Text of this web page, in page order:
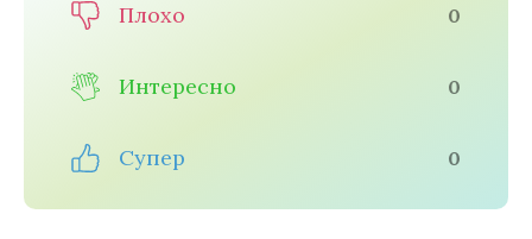
Плохо 0
Интересно 0
Супер 0